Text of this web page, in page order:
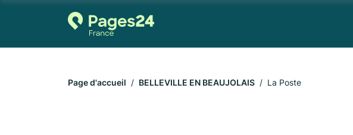
Page d'accueil BELLEVILLE EN BEAUJOLAIS La Poste